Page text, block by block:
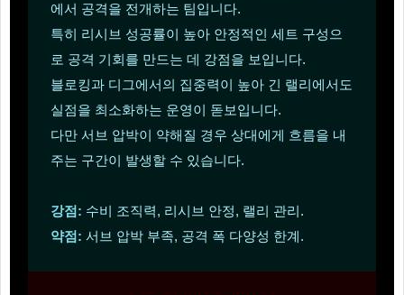
에서 공격을 전개하는 팀입니다.
특히 리시브 성공률이 높아 안정적인 세트 구성으
로 공격 기회를 만드는 데 강점을 보입니다.
블로킹과 디그에서의 집중력이 높아 긴 랠리에서도
실점을 최소화하는 운영이 돋보입니다.
다만 서브 압박이 약해질 경우 상대에게 흐름을 내
주는 구간이 발생할 수 있습니다.
강점: 수비 조직력, 리시브 안정, 랠리 관리.
약점: 서브 압박 부족, 공격 폭 다양성 한계.